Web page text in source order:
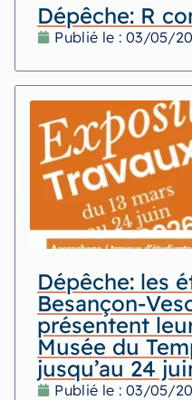
Dépêche: R
Publié le : 03/05/
Dépêche: les
Besançon-
présentent
Musée du
jusqu’au 24
Publié le : 03/05/